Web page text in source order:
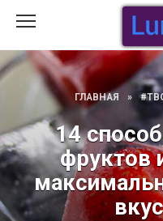
содержанию
ГЛАВНАЯ »
14
фруктов